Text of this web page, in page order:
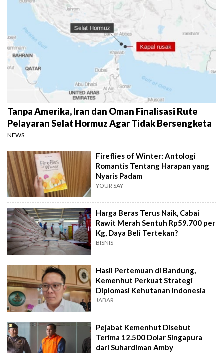
Tanpa Amerika, Iran dan Oman Finalisasi Rute
Pelayaran Selat Hormuz Agar Tidak Bersengketa
NEWS
Fireflies of Winter: Antologi
Romantis Tentang Harapan yang
Nyaris Padam
YOUR SAY
Harga Beras Terus Naik, Cabai
Rawit Merah Sentuh Rp59.700 per
Kg, Daya Beli Tertekan?
BISNIS
Hasil Pertemuan di Bandung,
Kemenhut Perkuat Strategi
Diplomasi Kehutanan Indonesia
JABAR
Pejabat Kemenhut Disebut
Terima 12.500 Dolar Singapura
dari Suhardiman Amby